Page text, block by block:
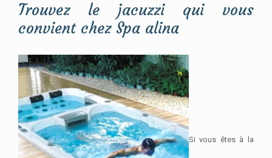
Trouvez le jacuzzi qui vous
convient chez Spa alina
Si vous êtes à la